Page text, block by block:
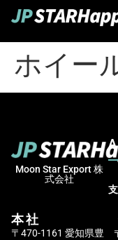
ホイー
Moon Star Export 株
式会社
本社
〒470-1161 愛知県豊